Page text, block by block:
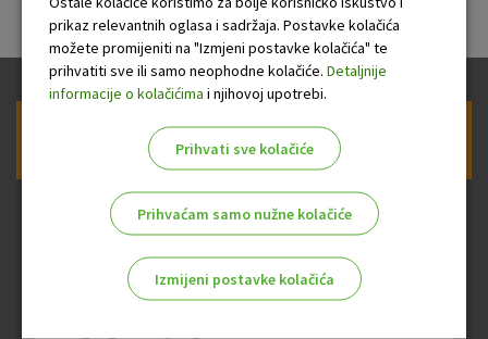
Prijava na newsletter OTP banke
prikaz relevantnih oglasa i sadržaja. Postavke kolačića
možete promijeniti na "Izmjeni postavke kolačića" te
prihvatiti sve ili samo neophodne kolačiće. Detaljnije
informacije o kolačićima i njihovoj upotrebi.
Prihvati sve kolačiće
Prihvaćam samo nužne kolačiće
Izmijeni postavke kolačića